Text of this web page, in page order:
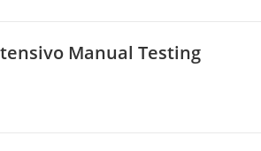
Manual Testing